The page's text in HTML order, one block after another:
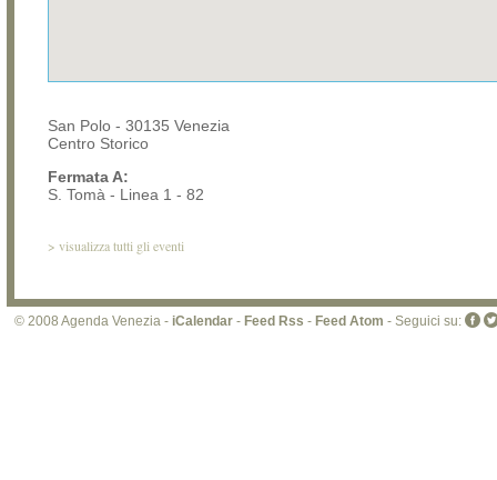
San Polo - 30135 Venezia
Centro Storico
Fermata A:
S. Tomà - Linea 1 - 82
> visualizza tutti gli eventi
© 2008 Agenda Venezia - iCalendar - Feed Rss - Feed Atom - Seguici su: